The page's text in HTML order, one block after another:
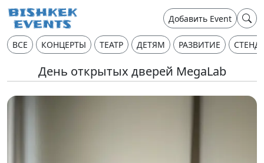
Добавить Event
ВСЕ КОНЦЕРТЫ ТЕАТР ДЕТЯМ РАЗВИТИЕ
День открытых дверей MegaLab